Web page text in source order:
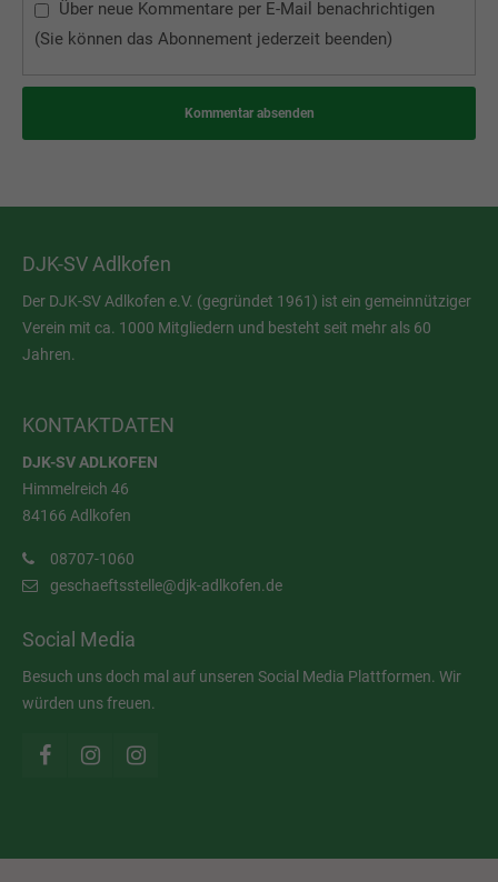
Über neue Kommentare per E-Mail benachrichtigen
(Sie können das Abonnement jederzeit beenden)
Kommentar absenden
DJK-SV Adlkofen
Der DJK-SV Adlkofen e.V. (gegründet 1961) ist ein gemeinnütziger
Verein mit ca. 1000 Mitgliedern und besteht seit mehr als 60
Jahren.
KONTAKTDATEN
DJK-SV ADLKOFEN
Himmelreich 46
84166 Adlkofen
08707-1060
geschaeftsstelle@djk-adlkofen.de
Social Media
Besuch uns doch mal auf unseren Social Media Plattformen. Wir
würden uns freuen.